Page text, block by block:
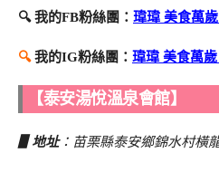
🔍 我的FB粉絲團： 瑋瑋 美食萬
🔍我的IG粉絲團： 瑋瑋 美食萬
【泰安湯悅溫泉會館】
▋地址：苗栗縣泰安鄉錦水村橫